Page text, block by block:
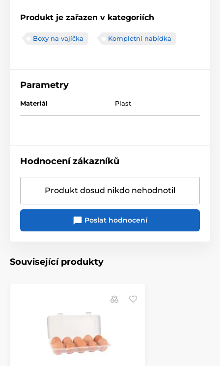
Produkt je zařazen v kategoriích
Boxy na vajíčka Kompletní nabídka
Parametry
Materiál Plast
Hodnocení zákazníků
Produkt dosud nikdo nehodnotil
Poslat hodnocení
Související produkty